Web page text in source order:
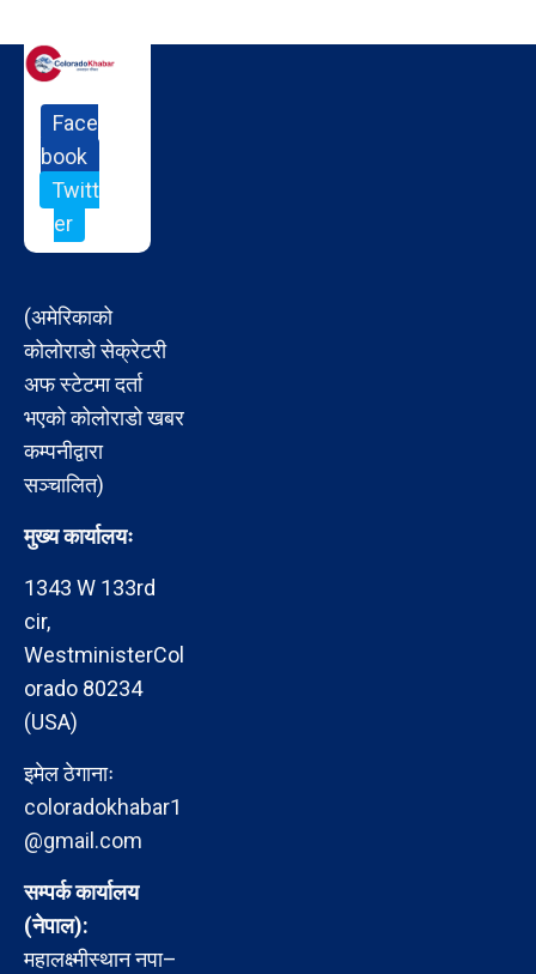
Face
book
Twitt
er
(अमेरिकाको
कोलोराडो सेक्रेटरी
अफ स्टेटमा दर्ता
भएको कोलोराडो खबर
कम्पनीद्वारा
सञ्चालित)
मुख्य कार्यालयः
1343 W 133rd
cir,
WestministerCol
orado 80234
(USA)
इमेल ठेगानाः
coloradokhabar1
@gmail.com
सम्पर्क कार्यालय
(नेपाल):
महालक्ष्मीस्थान नपा–